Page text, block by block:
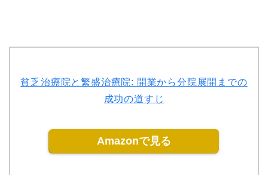
貧乏治療院と繁盛治療院: 開業から分院展開までの
成功の道すじ
Amazonで見る